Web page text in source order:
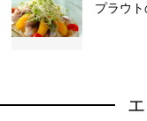
プラウ